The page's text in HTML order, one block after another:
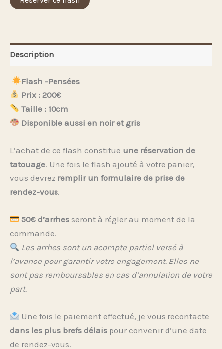
Description
Flash -Pensées
Prix : 200€
Taille : 10cm
Disponible aussi en noir et gris
L’achat de ce flash constitue une réservation de
tatouage. Une fois le flash ajouté à votre panier,
vous devrez remplir un formulaire de prise de
rendez-vous.
50€ d’arrhes seront à régler au moment de la
commande.
Les arrhes sont un acompte partiel versé à
l’avance pour garantir votre engagement. Elles ne
sont pas remboursables en cas d’annulation de votre
part.
Une fois le paiement effectué, je vous recontacte
dans les plus brefs délais pour convenir d’une date
de rendez-vous.